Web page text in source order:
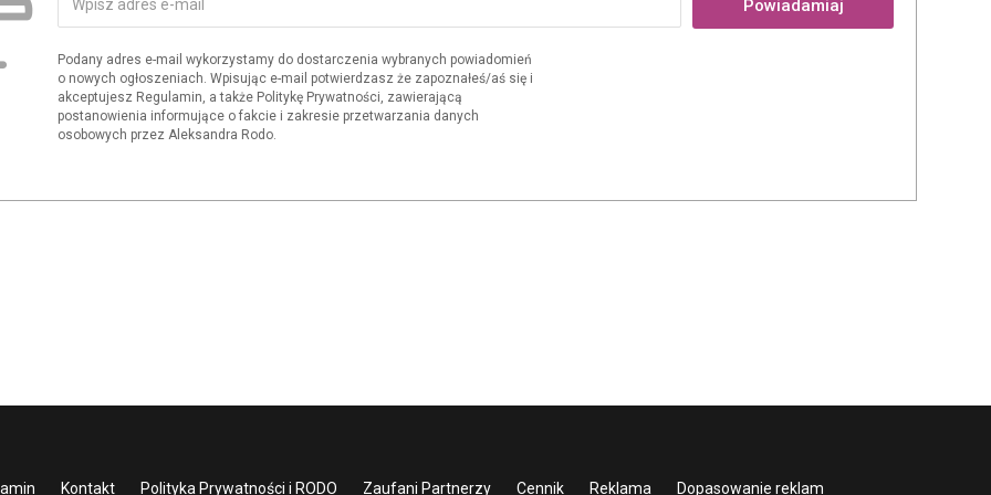
Powiadamiaj
Podany adres e-mail wykorzystamy do dostarczenia wybranych powiadomień
o nowych ogłoszeniach. Wpisując e-mail potwierdzasz że zapoznałeś/aś się i
akceptujesz Regulamin, a także Politykę Prywatności, zawierającą
postanowienia informujące o fakcie i zakresie przetwarzania danych
osobowych przez Aleksandra Rodo.
Kontakt Polityka Prywatności i RODO Zaufani Partnerzy Cennik Reklama Dopasowanie reklam